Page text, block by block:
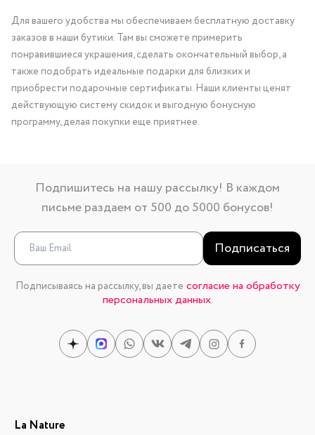
Для вашего удобства мы обеспечиваем бесплатную доставку
заказов в наши бутики. Там вы сможете примерить
понравившиеся украшения, сделать окончательный выбор, а
также подобрать идеальные подарки для близких и
приобрести подарочные сертификаты. Наши клиенты ценят
действующую систему скидок и выгодную бонусную
программу, делая покупки еще приятнее.
Подпишитесь на нашу рассылку! В каждом
письме раздаем от 500 до 5000 бонусов!
Подписаться
Подписываясь на рассылку, вы даете согласие на обработку
персональных данных.
La Nature